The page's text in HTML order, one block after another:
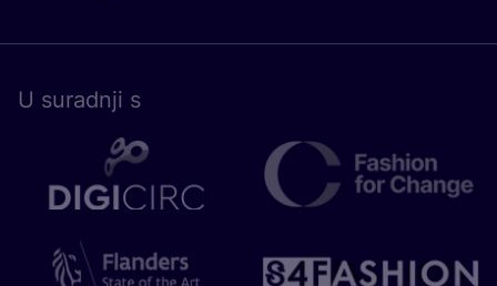
U surad­nji s